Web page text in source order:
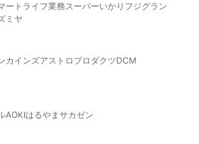
ート ライフ業務スーパーいかり フジグラン
ミヤ
カインズアストロプロダクツDCM
AOKIはるやま サカゼン